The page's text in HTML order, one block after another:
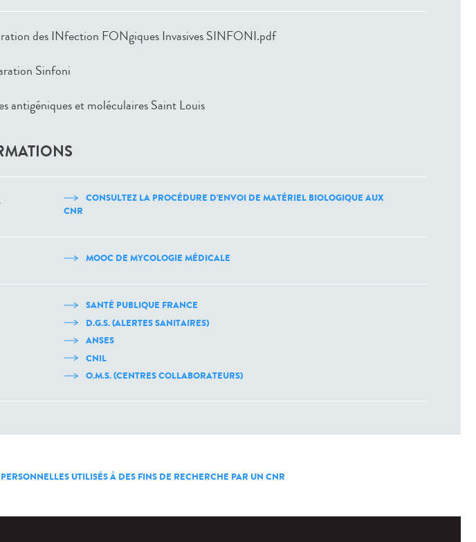
des INfection FONgiques Invasives SINFONI.pdf
Sinfoni
antigéniques et moléculaires Saint Louis
CONSULTEZ LA PROCÉDURE D'ENVOI DE MATÉRIEL BIOLOGIQUE AUX
CNR
MOOC DE MYCOLOGIE MÉDICALE
SANTÉ PUBLIQUE FRANCE
D.G.S. (ALERTES SANITAIRES)
ANSES
CNIL
O.M.S. (CENTRES COLLABORATEURS)
UTILISÉS À DES FINS DE RECHERCHE PAR UN CNR